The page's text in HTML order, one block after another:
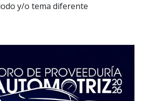
y/o tema diferente